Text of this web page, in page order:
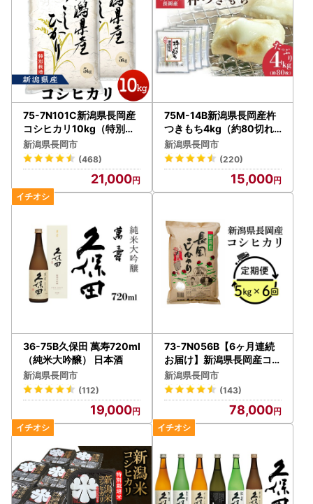
75-7N101C新潟県長岡産
コシヒカリ10kg（特別栽
培米）【2026年8月発送
】
新潟県長岡市
(468)
21,000
75M-14B新潟県長岡産杵
つきもち4kg（約80切れ
） 餅
新潟県長岡市
(220)
15,000
36-75B久保田 萬寿720ml
（純米大吟醸） 日本酒
新潟県長岡市
(112)
19,000
73-7N056B【6ヶ月連続
お届け】新潟県長岡産コシ
ヒカリ5kg
新潟県長岡市
(143)
78,000